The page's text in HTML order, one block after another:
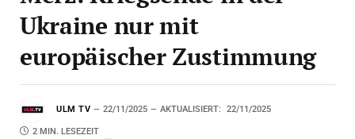
Ukraine nur mit
europäischer Zustimmung
ULM TV 22/11/2025 AKTUALISIERT: 22/11/2025
2 MIN. LESEZEIT